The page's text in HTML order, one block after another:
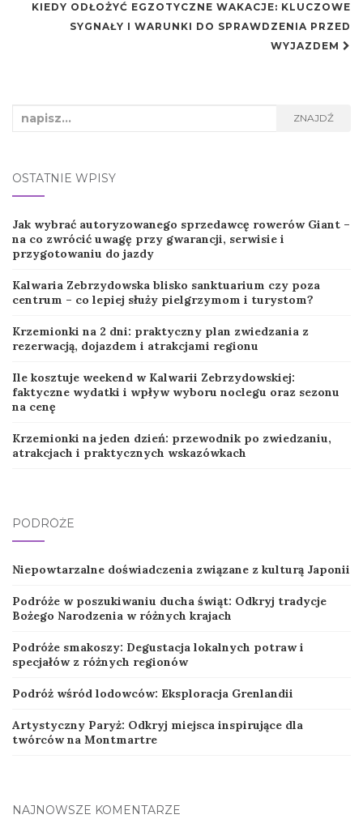
KIEDY ODŁOŻYĆ EGZOTYCZNE WAKACJE: KLUCZOWE
SYGNAŁY I WARUNKI DO SPRAWDZENIA PRZED
WYJAZDEM
Search
ZNAJDŹ
OSTATNIE WPISY
Jak wybrać autoryzowanego sprzedawcę rowerów Giant –
na co zwrócić uwagę przy gwarancji, serwisie i
przygotowaniu do jazdy
Kalwaria Zebrzydowska blisko sanktuarium czy poza
centrum – co lepiej służy pielgrzymom i turystom?
Krzemionki na 2 dni: praktyczny plan zwiedzania z
rezerwacją, dojazdem i atrakcjami regionu
Ile kosztuje weekend w Kalwarii Zebrzydowskiej:
faktyczne wydatki i wpływ wyboru noclegu oraz sezonu
na cenę
Krzemionki na jeden dzień: przewodnik po zwiedzaniu,
atrakcjach i praktycznych wskazówkach
PODRÓŻE
Niepowtarzalne doświadczenia związane z kulturą Japonii
Podróże w poszukiwaniu ducha świąt: Odkryj tradycje
Bożego Narodzenia w różnych krajach
Podróże smakoszy: Degustacja lokalnych potraw i
specjałów z różnych regionów
Podróż wśród lodowców: Eksploracja Grenlandii
Artystyczny Paryż: Odkryj miejsca inspirujące dla
twórców na Montmartre
NAJNOWSZE KOMENTARZE